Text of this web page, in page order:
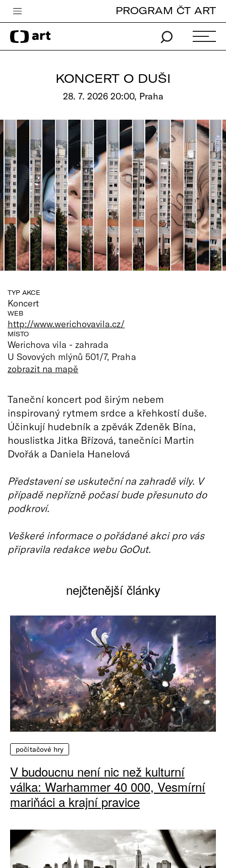
Česká televize
Zpravodajství
Pro děti
edu
Vše o ČT
PROGRAM ČT ART
KONCERT O DUŠI
28. 7. 2026 20:00, Praha
TYP AKCE
Koncert
WEB
http://www.werichovavila.cz/
MÍSTO
Werichova vila - zahrada
U Sovových mlýnů 501/7, Praha
zobrazit na mapě
Taneční koncert pod širým nebem
inspirovaný rytmem srdce a křehkostí duše.
Účinkují hudebník a zpěvák Zdeněk Bína,
houslistka Jitka Břízová, tanečníci Martin
Dvořák a Daniela Hanelová
Představení se uskuteční na zahradě vily. V
případě nepřízně počasí bude přesunuto do
podkroví.
Veškeré informace o pořádané akci pro vás
připravila redakce webu GoOut.
nejčtenější články
počítačové hry
V budoucnu není nic než kulturní
válka: Warhammer 40 000, Vesmírní
mariňáci a krajní pravice